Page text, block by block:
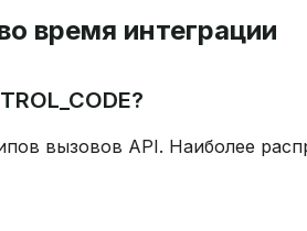
время интеграции
вызовов API. Наиболее